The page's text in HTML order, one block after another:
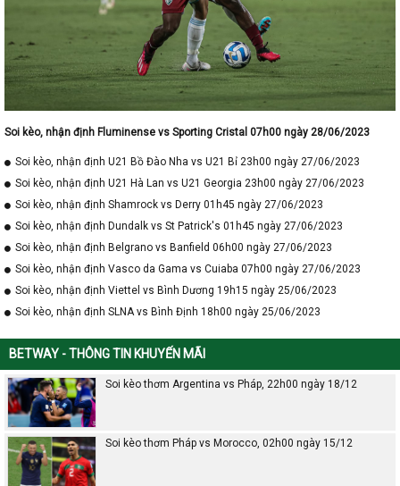
Soi kèo, nhận định Fluminense vs Sporting Cristal 07h00 ngày 28/06/2023
Soi kèo, nhận định U21 Bồ Đào Nha vs U21 Bỉ 23h00 ngày 27/06/2023
Soi kèo, nhận định U21 Hà Lan vs U21 Georgia 23h00 ngày 27/06/2023
Soi kèo, nhận định Shamrock vs Derry 01h45 ngày 27/06/2023
Soi kèo, nhận định Dundalk vs St Patrick's 01h45 ngày 27/06/2023
Soi kèo, nhận định Belgrano vs Banfield 06h00 ngày 27/06/2023
Soi kèo, nhận định Vasco da Gama vs Cuiaba 07h00 ngày 27/06/2023
Soi kèo, nhận định Viettel vs Bình Dương 19h15 ngày 25/06/2023
Soi kèo, nhận định SLNA vs Bình Định 18h00 ngày 25/06/2023
BETWAY - THÔNG TIN KHUYẾN MÃI
Soi kèo thơm Argentina vs Pháp, 22h00 ngày 18/12
Soi kèo thơm Pháp vs Morocco, 02h00 ngày 15/12